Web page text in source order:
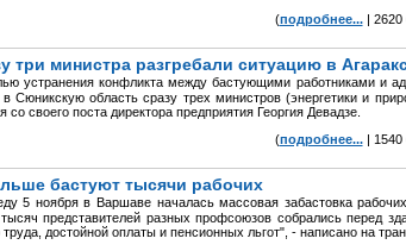
(подробнее...| 2620
три министра разгребали ситуацию в
устранения конфликта между бастующими работниками и
Сюникскую область сразу трех министров (энергетики и
своего поста директора предприятия Георгия Девадзе.
(подробнее...| 1540
бастуют тысячи рабочих
5 ноября в Варшаве началась массовая забастовка
представителей разных профсоюзов собрались
достойной оплаты и пенсионных льгот", - написано на